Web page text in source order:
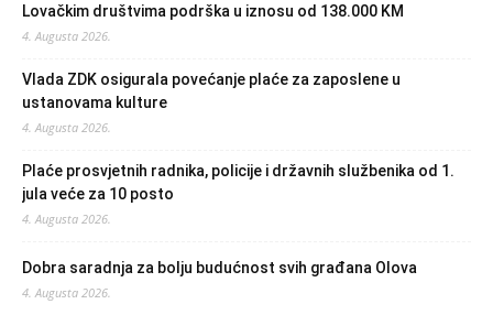
Lovačkim društvima podrška u iznosu od 138.000 KM
4. Augusta 2026.
Vlada ZDK osigurala povećanje plaće za zaposlene u
ustanovama kulture
4. Augusta 2026.
Plaće prosvjetnih radnika, policije i državnih službenika od 1.
jula veće za 10 posto
4. Augusta 2026.
Dobra saradnja za bolju budućnost svih građana Olova
4. Augusta 2026.